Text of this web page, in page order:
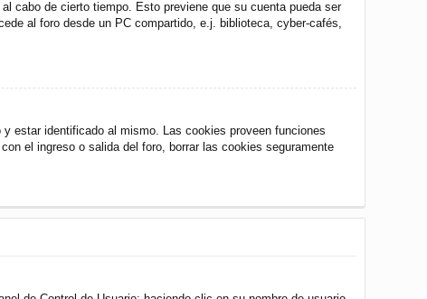
cabo de cierto tiempo. Esto previene que su cuenta pueda ser
al foro desde un PC compartido, e.j. biblioteca, cyber-cafés,
estar identificado al mismo. Las cookies proveen funciones
el ingreso o salida del foro, borrar las cookies seguramente